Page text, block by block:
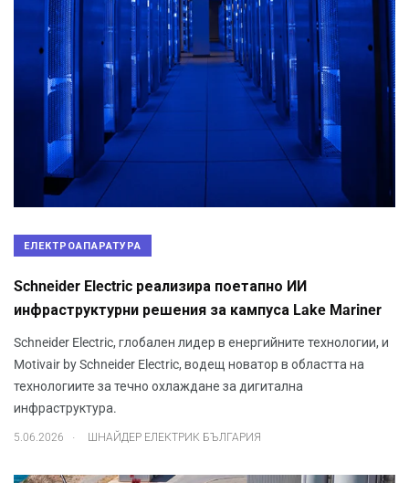
ЕЛЕКТРОАПАРАТУРА
Schneider Electric реализира поетапно ИИ
инфраструктурни решения за кампуса Lake Mariner
Schneider Electric, глобален лидер в енергийните технологии, и
Motivair by Schneider Electric, водещ новатор в областта на
технологиите за течно охлаждане за дигитална
инфраструктура.
5.06.2026 . ШНАЙДЕР ЕЛЕКТРИК БЪЛГАРИЯ